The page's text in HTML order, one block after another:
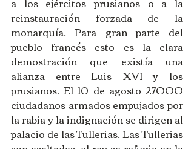
reinstauración forzada de la
monarquía. Para gran parte del
pueblo francés esto es la clara
demostración que existía una
alianza entre Luis XVI y los
prusianos. El 10 de agosto 27OOO
ciudadanos armados empujados por
la rabia y la indignación se dirigen al
palacio de las Tullerias. Las Tullerias